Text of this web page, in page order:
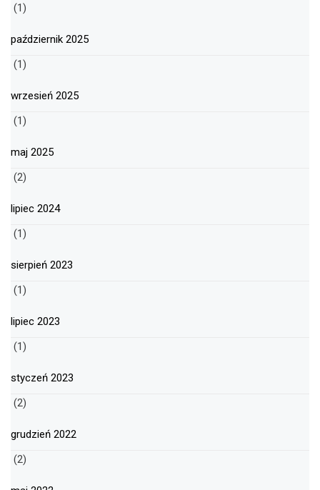
(1)
październik 2025
(1)
wrzesień 2025
(1)
maj 2025
(2)
lipiec 2024
(1)
sierpień 2023
(1)
lipiec 2023
(1)
styczeń 2023
(2)
grudzień 2022
(2)